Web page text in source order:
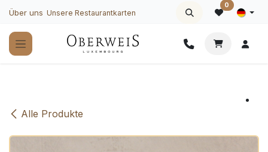
Zum Inhalt springen
Über uns Unsere Restaurantkarten
0
Alle Produkte